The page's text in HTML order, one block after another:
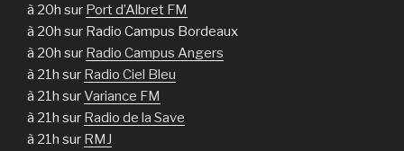
à 20h sur Port d’Albret FM
à 20h sur Radio Campus Bordeaux
à 20h sur Radio Campus Angers
à 21h sur Radio Ciel Bleu
à 21h surVariance FM
à 21h sur Radio de la Save
à 21h sur RMJ